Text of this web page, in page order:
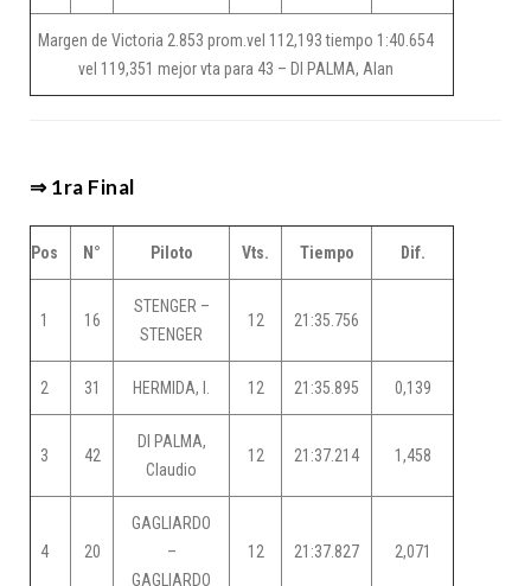
Margen de Victoria 2.853 prom.vel 112,193 tiempo 1:40.654
vel 119,351 mejor vta para 43 – DI PALMA, Alan
⇒ 1ra Final
Pos N° Piloto Vts. Tiempo Dif.
1 16
STENGER –
STENGER
12 21:35.756
2 31 HERMIDA, I. 12 21:35.895 0,139
3 42
DI PALMA,
Claudio
12 21:37.214 1,458
4 20
GAGLIARDO
–
GAGLIARDO
12 21:37.827 2,071